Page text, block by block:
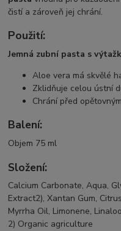
čistí a zároveň jej chrání.
Použití:
Jemná zubní pasta s
Aloe vera má skvělé
Zklidňuje celou ústní
Chrání před
Balení:
Objem 75 ml
Složení:
Calcium Carbonate, Aqua,
Extract2), Xantan Gum,
Myrrha Oil, Limonene,
2) Organic agriculture